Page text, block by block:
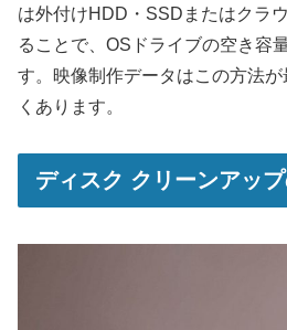
は外付けHDD・SSDまたはクラ
ることで、OSドライブの空き容
す。映像制作データはこの方法
くあります。
ディスク クリーンアッ